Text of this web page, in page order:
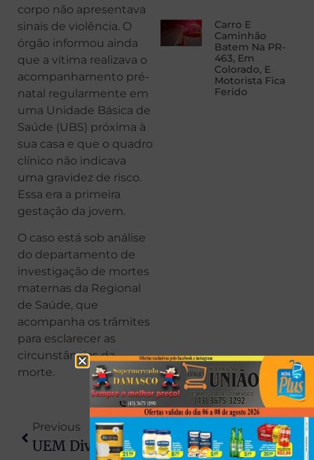
corpo não apresentava
sinais de violência. O
órgão informou ainda
que a vítima realizava o
acompanhamento pré-
natal regularmente em
uma Unidade Básica de
Saúde (UBS) próxima à
sua casa e que o quadro
clínico não indicava
uma gravidez de risco.
Essa era a primeira
gestação da jovem.
O caso está sob análise
do departamento de
investigação de mortes
maternas da Regional
de Saúde, que
acompanha os trâmites
para esclarecer as
circunstâncias da
morte.
Carro E
Caminhão
Batem Na PR-
463, Em
Colorado, E
Motorista Fica
Ferido
Previous
UEM Divulga Lista De Aprovados No Vestibular De Verão Nesta Sexta-Feira
Next
Filho De 20 Anos Mata Pai E Diz Que Agiu Para Proteger A Mãe De Agressões